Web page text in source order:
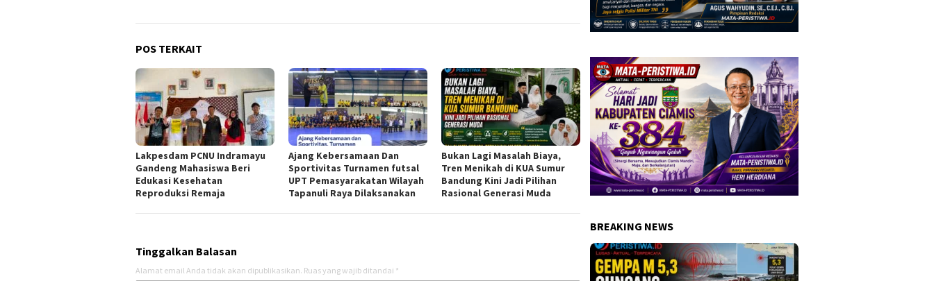
POS TERKAIT
Lakpesdam PCNU Indramayu
Gandeng Mahasiswa Beri
Edukasi Kesehatan
Reproduksi Remaja
Ajang Kebersamaan Dan
Sportivitas Turnamen futsal
UPT Pemasyarakatan Wilayah
Tapanuli Raya Dilaksanakan
Bukan Lagi Masalah Biaya,
Tren Menikah di KUA Sumur
Bandung Kini Jadi Pilihan
Rasional Generasi Muda
Tinggalkan Balasan
Alamat email Anda tidak akan dipublikasikan. Ruas yang wajib ditandai *
BREAKING NEWS